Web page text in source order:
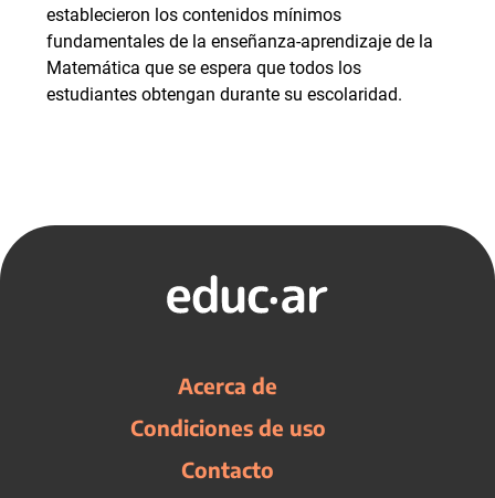
establecieron los contenidos mínimos
fundamentales de la enseñanza-aprendizaje de la
Matemática que se espera que todos los
estudiantes obtengan durante su escolaridad.
Acerca de
Condiciones de uso
Contacto